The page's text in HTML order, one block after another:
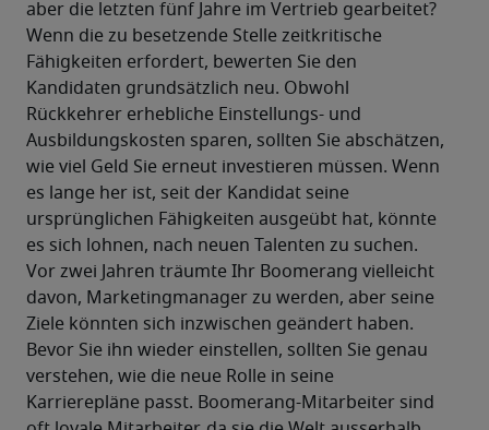
aber die letzten fünf Jahre im Vertrieb gearbeitet?
Wenn die zu besetzende Stelle zeitkritische
Fähigkeiten erfordert, bewerten Sie den
Kandidaten grundsätzlich neu. Obwohl
Rückkehrer erhebliche Einstellungs- und
Ausbildungskosten sparen, sollten Sie abschätzen,
wie viel Geld Sie erneut investieren müssen. Wenn
es lange her ist, seit der Kandidat seine
ursprünglichen Fähigkeiten ausgeübt hat, könnte
es sich lohnen, nach neuen Talenten zu suchen.
Vor zwei Jahren träumte Ihr Boomerang vielleicht
davon, Marketingmanager zu werden, aber seine
Ziele könnten sich inzwischen geändert haben.
Bevor Sie ihn wieder einstellen, sollten Sie genau
verstehen, wie die neue Rolle in seine
Karrierepläne passt. Boomerang-Mitarbeiter sind